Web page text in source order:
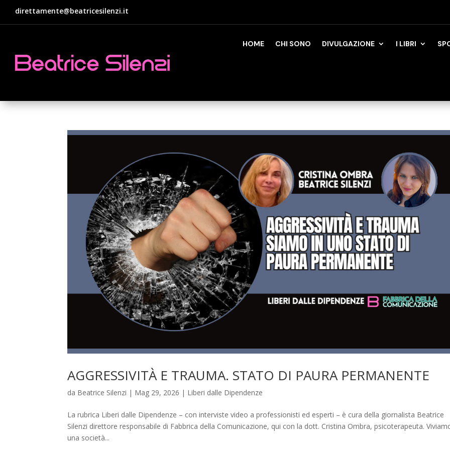
direttamente@beatricesilenzi.it
HOME CHI SONO DIVULGAZIONE I LIBRI
AGGRESSIVITÀ E TRAUMA. STATO DI PAURA PERMANENTE
da Beatrice Silenzi | Mag 29, 2026 | Liberi dalle Dipendenze
La rubrica Liberi dalle Dipendenze – con interviste video a professionisti ed esperti – è cura della giornalista Beatrice
Silenzi direttore responsabile di Fabbrica della Comunicazione, qui con la dott. Cristina Ombra, psicoterapeuta.
una società...